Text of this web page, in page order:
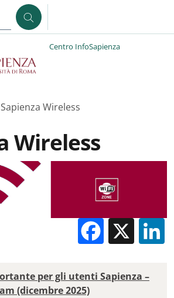
Centro InfoSapienza
Sapienza Wireless
Wireless
X
per gli utenti Sapienza –
(dicembre 2025)